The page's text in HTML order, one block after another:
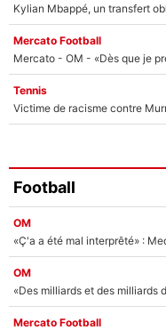
Kylian Mbappé, un transfert
Mercato Football
Tennis
Football
OM
OM
Mercato Football